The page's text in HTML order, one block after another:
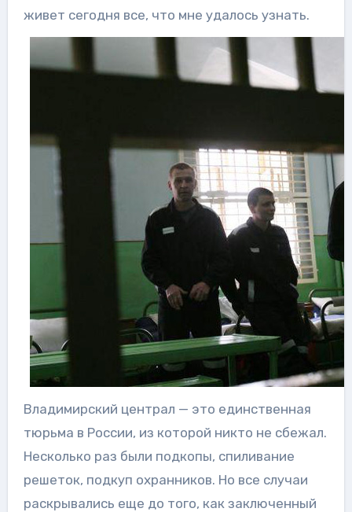
живет сегодня все, что мне удалось узнать.
Владимирский централ — это единственная
тюрьма в России, из которой никто не сбежал.
Несколько раз были подкопы, спиливание
решеток, подкуп охранников. Но все случаи
раскрывались еще до того, как заключенный